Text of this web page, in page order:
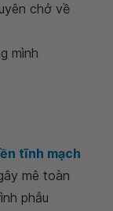
chở về
mình
được
bất tỉnh